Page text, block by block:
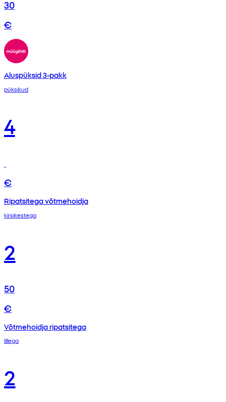
30
€
Aluspüksid 3-pakk
püksikud
4
€
Ripatsitega võtmehoidja
kirsikestega
2
50
€
Võtmehoidja ripatsitega
lillega
2